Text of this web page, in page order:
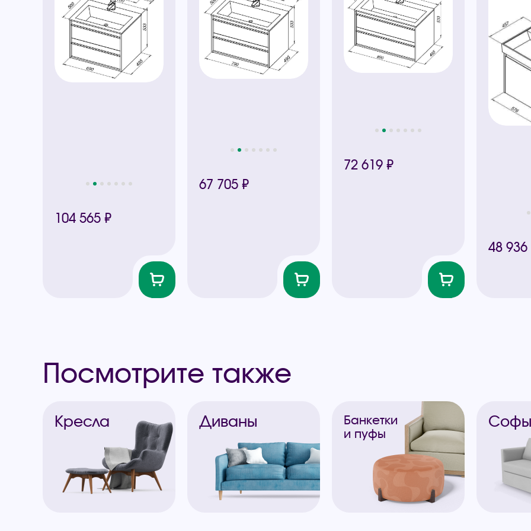
104 565 ₽
67 705 ₽
72 619 ₽
48 936
Посмотрите также
Кресла Диваны
Банкетки
и пуфы
Софы